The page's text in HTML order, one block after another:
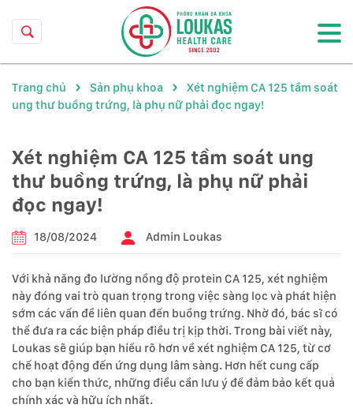
Trang chủ Sản phụ khoa
Xét nghiệm CA 125 tầm soát
ung thư buồng trứng, là phụ nữ phải đọc ngay!
Xét nghiệm CA 125 tầm soát ung
thư buồng trứng, là phụ nữ phải
đọc ngay!
18/08/2024 Admin Loukas
Với khả năng đo lường nồng độ protein CA 125, xét nghiệm
này đóng vai trò quan trọng trong việc sàng lọc và phát hiện
sớm các vấn đề liên quan đến buồng trứng. Nhờ đó, bác sĩ có
thể đưa ra các biện pháp điều trị kịp thời. Trong bài viết này,
Loukas sẽ giúp bạn hiểu rõ hơn về xét nghiệm CA 125, từ cơ
chế hoạt động đến ứng dụng lâm sàng. Hơn hết cung cấp
cho bạn kiến thức, những điều cần lưu ý để đảm bảo kết quả
chính xác và hữu ích nhất.